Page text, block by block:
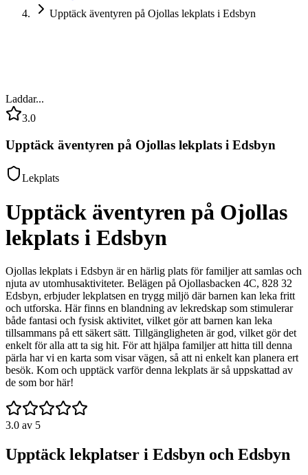
Upptäck äventyren på Ojollas lekplats i Edsbyn
Laddar...
3.0
Upptäck äventyren på Ojollas lekplats i Edsbyn
Lekplats
Upptäck äventyren på Ojollas
lekplats i Edsbyn
Ojollas lekplats i Edsbyn är en härlig plats för familjer att samlas och
njuta av utomhusaktiviteter. Belägen på Ojollasbacken 4C, 828 32
Edsbyn, erbjuder lekplatsen en trygg miljö där barnen kan leka fritt
och utforska. Här finns en blandning av lekredskap som stimulerar
både fantasi och fysisk aktivitet, vilket gör att barnen kan leka
tillsammans på ett säkert sätt. Tillgängligheten är god, vilket gör det
enkelt för alla att ta sig hit. För att hjälpa familjer att hitta till denna
pärla har vi en karta som visar vägen, så att ni enkelt kan planera ert
besök. Kom och upptäck varför denna lekplats är så uppskattad av
de som bor här!
3.0 av 5
Upptäck lekplatser i Edsbyn och Edsbyn